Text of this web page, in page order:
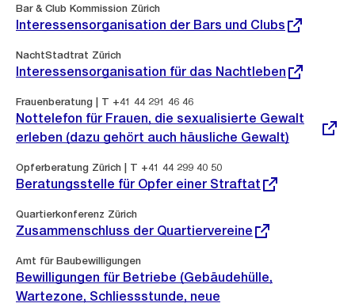
Bar & Club Kommission Zürich
Externer
Link:
Interessensorganisation der Bars und Clubs
NachtStadtrat Zürich
Externer
Link:
Interessensorganisation für das Nachtleben
Frauenberatung | T +41 44 291 46 46
Externer
Link:
Nottelefon für Frauen, die sexualisierte Gewalt
erleben (dazu gehört auch häusliche Gewalt)
Opferberatung Zürich | T +41 44 299 40 50
Externer
Link:
Beratungsstelle für Opfer einer Straftat
Quartierkonferenz Zürich
Externer
Link:
Zusammenschluss der Quartiervereine
Amt für Baubewilligungen
Bewilligungen für Betriebe (Gebäudehülle,
Wartezone, Schliessstunde, neue